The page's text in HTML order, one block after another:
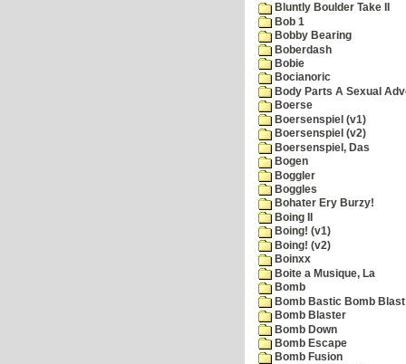
Bluntly Boulder Take II
Bob 1
Bobby Bearing
Boberdash
Bobie
Bocianoric
Body Parts A Sexual
Boerse
Boersenspiel (v1)
Boersenspiel (v2)
Boersenspiel, Das
Bogen
Boggler
Boggles
Bohater Ery Burzy!
Boing II
Boing! (v1)
Boing! (v2)
Boinxx
Boite a Musique, La
Bomb
Bomb Bastic Bomb
Bomb Blaster
Bomb Down
Bomb Escape
Bomb Fusion